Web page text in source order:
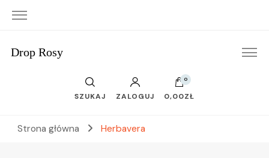
Drop Rosy
SZUKAJ ZALOGUJ
0
0,00ZŁ
Strona główna Herbavera